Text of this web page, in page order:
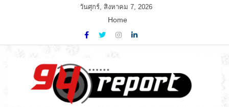
วันศุกร์, สิงหาคม 7, 2026
Home